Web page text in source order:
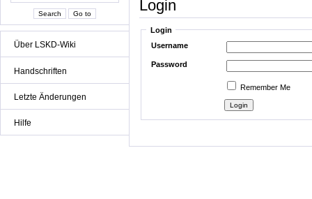
Über LSKD-Wiki
Handschriften
Letzte Änderungen
Hilfe
Login
Login
Username
Password
Remember Me